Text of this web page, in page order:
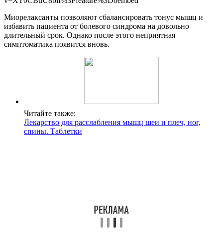
Миорелаксанты позволяют сбалансировать тонус мышц и
избавить пациента от болевого синдрома на довольно
длительный срок. Однако после этого неприятная
симптоматика появится вновь.
Читайте также:
Лекарство для расслабления мышц шеи и плеч, ног,
спины. Таблетки